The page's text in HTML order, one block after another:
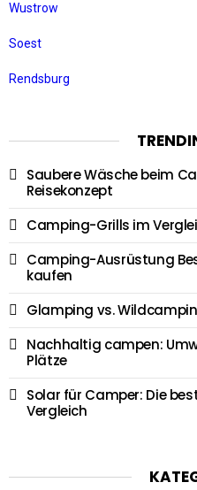
Wustrow
Soest
Rendsburg
Saubere Wäsche beim
Reisekonzept
Camping-Grills im
Camping-Ausrüstung
kaufen
Glamping vs.
Nachhaltig campen:
Plätze
Solar für Camper: Die
Vergleich